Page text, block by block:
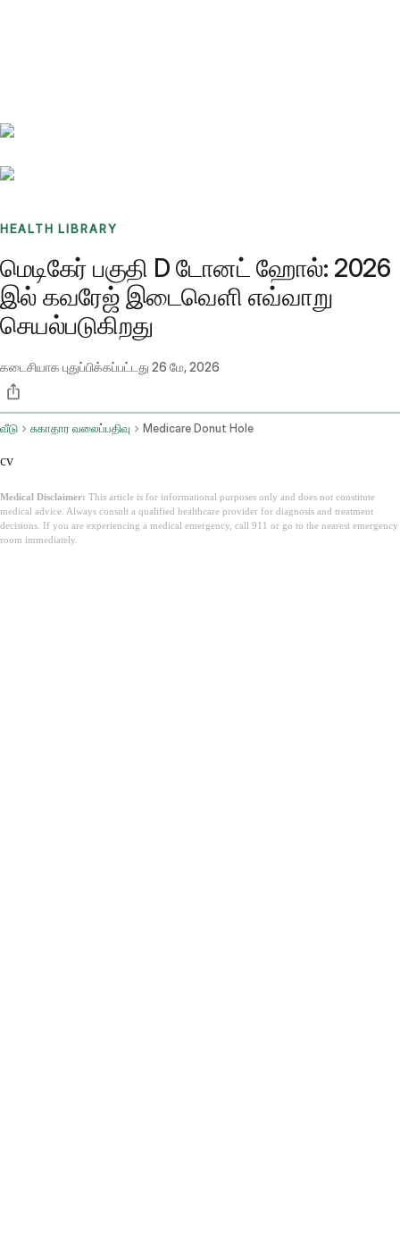
HEALTH LIBRARY
மெடிகேர் பகுதி D டோனட் ஹோல்: 2026
இல் கவரேஜ் இடைவெளி எவ்வாறு
செயல்படுகிறது
கடைசியாக புதுப்பிக்கப்பட்டது 26 மே, 2026
வீடு சுகாதார வலைப்பதிவு Medicare Donut Hole
cv
Medical Disclaimer: This article is for informational purposes only and does not constitute
medical advice. Always consult a qualified healthcare provider for diagnosis and treatment
decisions. If you are experiencing a medical emergency, call 911 or go to the nearest emergency
room immediately.